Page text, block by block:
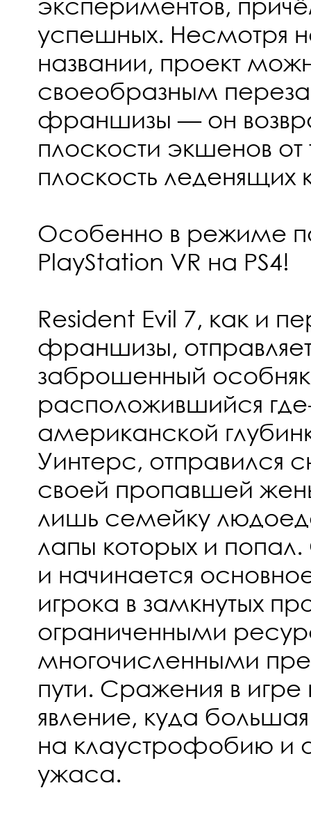
успешных. Несмотря
названии, проект
своеобразным
франшизы — он
плоскости экшенов от
плоскость леденящих
Особенно в режиме
PlayStation VR на PS4!
Resident Evil 7, как и
франшизы,
заброшенный
расположившийся
американской
Уинтерс, отправился
своей пропавшей
лишь семейку
лапы которых и
и начинается
игрока в замкнутых
ограниченными
многочисленными
пути. Сражения в игре
явление, куда
на клаустрофобию и
ужаса.